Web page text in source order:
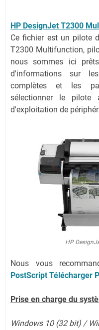
HP DesignJet T2300
Ce fichier est un pilote
T2300 Multifunction,
nous sommes ici
d'informations sur
complètes et les
sélectionner le pilote
d'exploitation de
HP
Nous vous
PostScript Télécharger
Prise en charge du
Windows 10 (32 bit) /